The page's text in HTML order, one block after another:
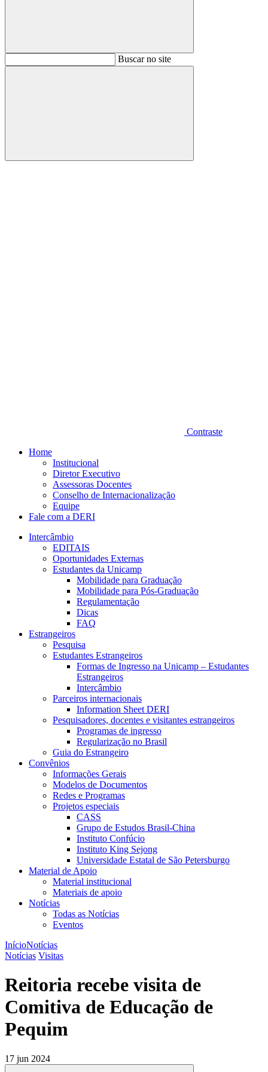
BuscarBuscar no site
Buscar
Contraste
Home
Institucional
Diretor Executivo
Assessoras Docentes
Conselho de Internacionalização
Equipe
Fale com a DERI
Intercâmbio
EDITAIS
Oportunidades Externas
Estudantes da Unicamp
Mobilidade para Graduação
Mobilidade para Pós-Graduação
Regulamentação
Dicas
FAQ
Estrangeiros
Pesquisa
Estudantes Estrangeiros
Formas de Ingresso na Unicamp – Estudantes
Estrangeiros
Intercâmbio
Parceiros internacionais
Information Sheet DERI
Pesquisadores, docentes e visitantes estrangeiros
Programas de ingresso
Regularização no Brasil
Guia do Estrangeiro
Convênios
Informações Gerais
Modelos de Documentos
Redes e Programas
Projetos especiais
CASS
Grupo de Estudos Brasil-China
Instituto Confúcio
Instituto King Sejong
Universidade Estatal de São Petersburgo
Material de Apoio
Material institucional
Materiais de apoio
Notícias
Todas as Notícias
Eventos
InícioNotícias
Notícias Visitas
Reitoria recebe visita de
Comitiva de Educação de
Pequim
17 jun 2024